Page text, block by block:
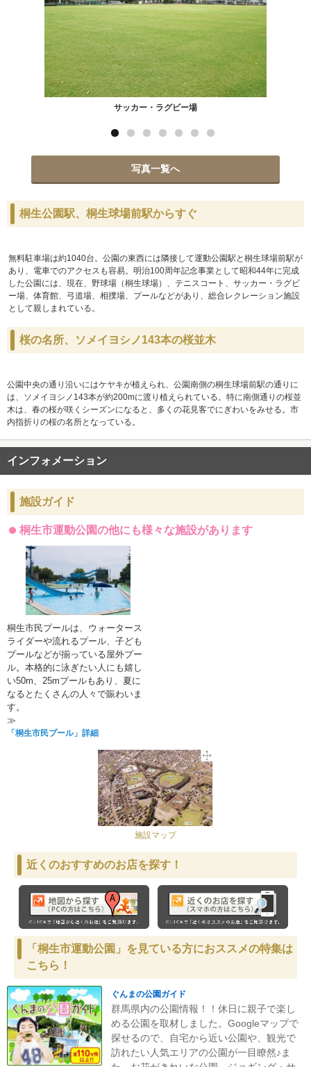
サッカー・ラグビー場
写真一覧へ
桐生公園駅、桐生球場前駅からすぐ
無料駐車場は約1040台。公園の東西には隣接して運動公園駅と桐生球場前駅が
あり、電車でのアクセスも容易。明治100周年記念事業として昭和44年に完成
した公園には、現在、野球場（桐生球場）、テニスコート、サッカー・ラグビ
ー場、体育館、弓道場、相撲場、プールなどがあり、総合レクレーション施設
として親しまれている。
桜の名所、ソメイヨシノ143本の桜並木
公園中央の通り沿いにはケヤキが植えられ、公園南側の桐生球場前駅の通りに
は、ソメイヨシノ143本が約200mに渡り植えられている。特に南側通りの桜並
木は、春の桜が咲くシーズンになると、多くの花見客でにぎわいをみせる。市
内指折りの桜の名所となっている。
インフォメーション
施設ガイド
桐生市運動公園の他にも様々な施設があります
桐生市民プールは、ウォータース
ライダーや流れるプール、子ども
プールなどが揃っている屋外プー
ル。本格的に泳ぎたい人にも嬉し
い50m、25mプールもあり、夏に
なるとたくさんの人々で賑わいま
す。
≫
「桐生市民プール」詳細
施設マップ
近くのおすすめのお店を探す！
「桐生市運動公園」を見ている方におススメの特集は
こちら！
ぐんまの公園ガイド
群馬県内の公園情報！！休日に親子で楽し
める公園を取材しました。Googleマップで
探せるので、自宅から近い公園や、観光で
訪れたい人気エリアの公園が一目瞭然♪ま